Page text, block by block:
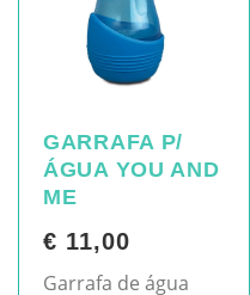
GARRAFA P/
ÁGUA YOU AND
ME
€ 11,00
Garrafa de água